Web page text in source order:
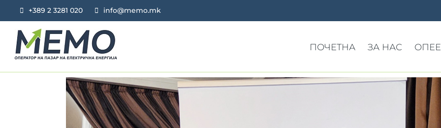
+389 2 3281 020 info@memo.mk
ПОЧЕТНА ЗА НАС ОПЕЕ